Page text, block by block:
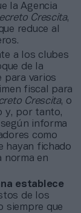
la Agencia
Crescita,
reduce al
a los clubes
de la
para varios
fiscal para
Crescita, o
y, por tanto,
informa
como
hayan fichado
norma en
establece
de los
siempre que